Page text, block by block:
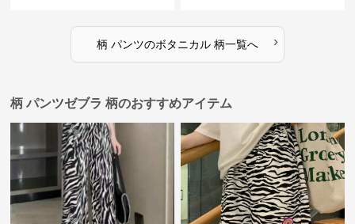
柄 パンツのボタニカル 柄一覧へ ›
柄 パンツゼブラ 柄のおすすめアイテム